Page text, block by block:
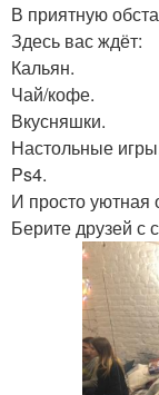
В приятную
Здесь вас ждёт:
Кальян.
Чай/кофе.
Вкусняшки.
Настольные
Ps4.
И просто уютная
Берите друзей с